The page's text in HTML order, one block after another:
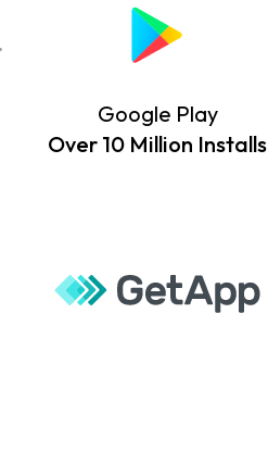
Google Play
Over 10 Million Installs